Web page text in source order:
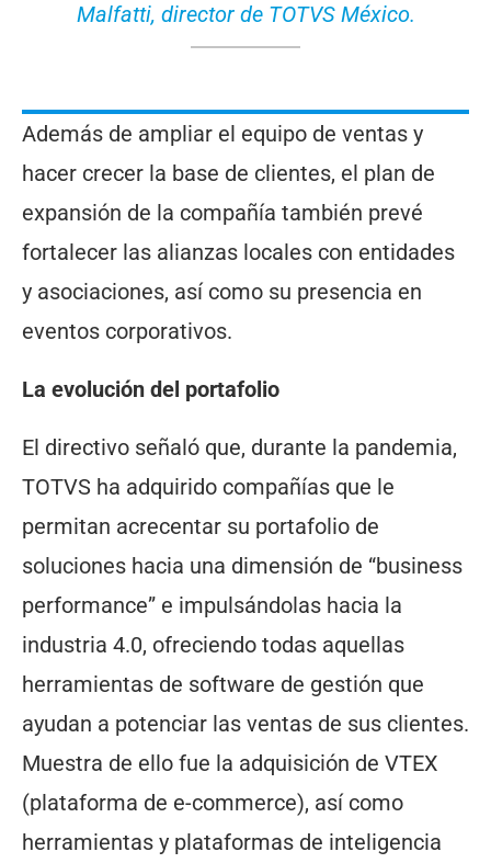
Malfatti, director de TOTVS México.
Además de ampliar el equipo de ventas y
hacer crecer la base de clientes, el plan de
expansión de la compañía también prevé
fortalecer las alianzas locales con entidades
y asociaciones, así como su presencia en
eventos corporativos.
La evolución del portafolio
El directivo señaló que, durante la pandemia,
TOTVS ha adquirido compañías que le
permitan acrecentar su portafolio de
soluciones hacia una dimensión de “business
performance” e impulsándolas hacia la
industria 4.0, ofreciendo todas aquellas
herramientas de software de gestión que
ayudan a potenciar las ventas de sus clientes.
Muestra de ello fue la adquisición de VTEX
(plataforma de e-commerce), así como
herramientas y plataformas de inteligencia